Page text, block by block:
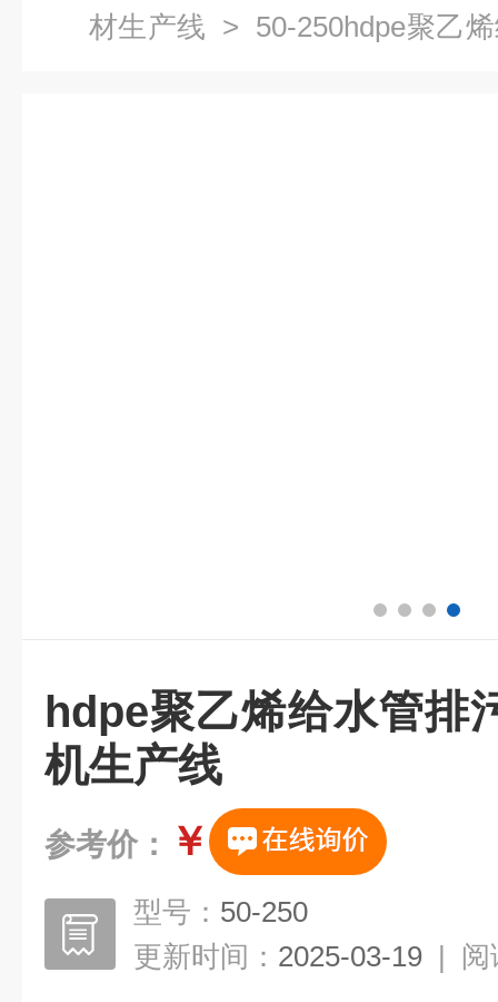
材生产线 > 50-250hdpe聚乙
hdpe聚乙烯给水管排
机生产线
参考价： ￥
型号： 50-250
更新时间： 2025-03-19 | 阅